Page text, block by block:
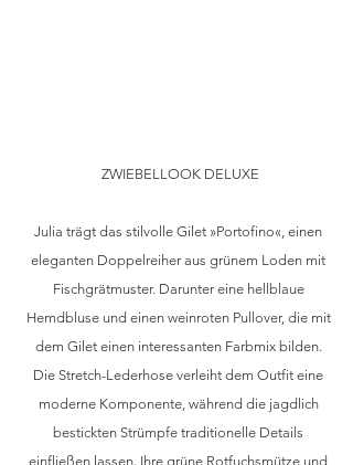
ZWIEBELLOOK DELUXE
Julia trägt das stilvolle Gilet »Portofino«, einen
eleganten Doppelreiher aus grünem Loden mit
Fischgrätmuster. Darunter eine hellblaue
Hemdbluse und einen weinroten Pullover, die mit
dem Gilet einen interessanten Farbmix bilden.
Die Stretch-Lederhose verleiht dem Outfit eine
moderne Komponente, während die jagdlich
bestickten Strümpfe traditionelle Details
einfließen lassen. Ihre grüne Rotfuchsmütze und